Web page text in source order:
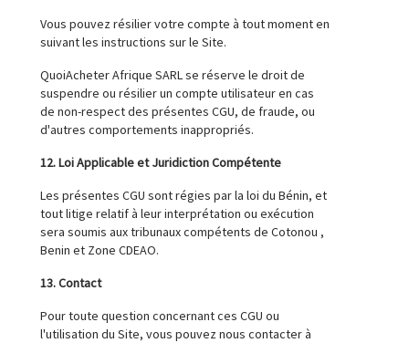
Vous pouvez résilier votre compte à tout moment en
suivant les instructions sur le Site.
QuoiAcheter Afrique SARL se réserve le droit de
suspendre ou résilier un compte utilisateur en cas
de non-respect des présentes CGU, de fraude, ou
d'autres comportements inappropriés.
12. Loi Applicable et Juridiction Compétente
Les présentes CGU sont régies par la loi du Bénin, et
tout litige relatif à leur interprétation ou exécution
sera soumis aux tribunaux compétents de Cotonou ,
Benin et Zone CDEAO.
13. Contact
Pour toute question concernant ces CGU ou
l'utilisation du Site, vous pouvez nous contacter à